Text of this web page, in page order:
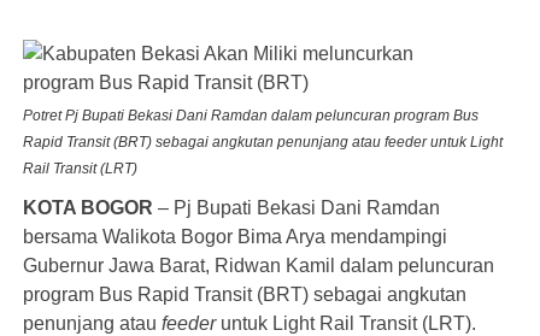
Potret Pj Bupati Bekasi Dani Ramdan dalam peluncuran program Bus
Rapid Transit (BRT) sebagai angkutan penunjang atau feeder untuk Light
Rail Transit (LRT)
KOTA BOGOR – Pj Bupati Bekasi Dani Ramdan
bersama Walikota Bogor Bima Arya mendampingi
Gubernur Jawa Barat, Ridwan Kamil dalam peluncuran
program Bus Rapid Transit (BRT) sebagai angkutan
penunjang atau feeder untuk Light Rail Transit (LRT).